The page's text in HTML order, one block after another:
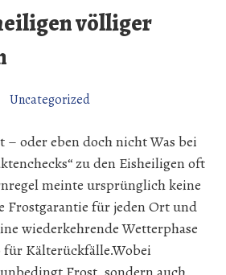
völliger
Uncategorized
– oder eben doch nicht Was bei
zu den Eisheiligen oft
meinte ursprünglich keine
Frostgarantie für jeden Ort und
wiederkehrende Wetterphase
Kälterückfälle.Wobei